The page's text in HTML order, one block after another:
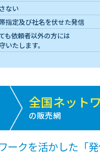
ない
指定及び社名を伏せた発信
も依頼者以外の方には
いたします。
全国ネット
の販売網
ークを活かした「発